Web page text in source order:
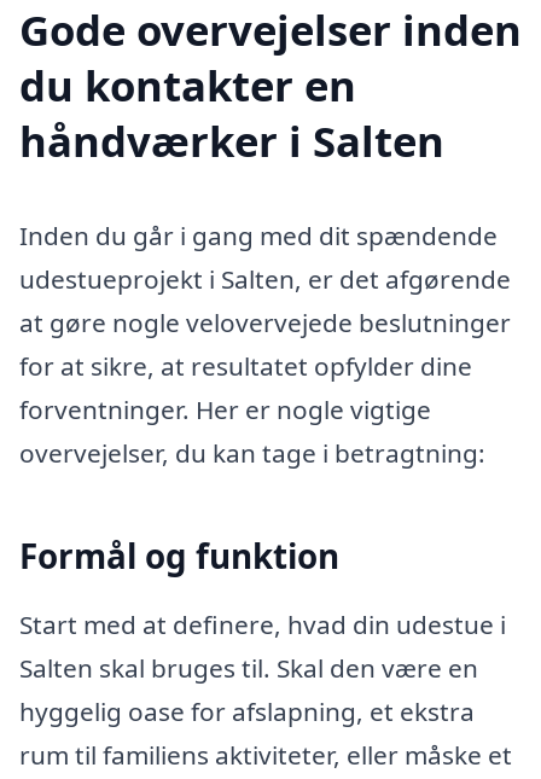
Gode overvejelser inden
du kontakter en
håndværker i Salten
Inden du går i gang med dit spændende
udestueprojekt i Salten, er det afgørende
at gøre nogle velovervejede beslutninger
for at sikre, at resultatet opfylder dine
forventninger. Her er nogle vigtige
overvejelser, du kan tage i betragtning:
Formål og funktion
Start med at definere, hvad din udestue i
Salten skal bruges til. Skal den være en
hyggelig oase for afslapning, et ekstra
rum til familiens aktiviteter, eller måske et